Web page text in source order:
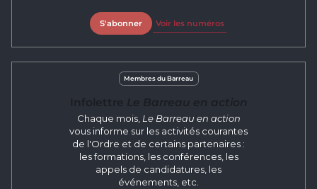
S'abonner Voir les numéros
Membres du Barreau
Chaque mois, Le Barreau en action
vous informe sur les activités courantes
de l'Ordre et de certains partenaires :
les formations, les conférences, les
appels de candidatures, les
événements, etc.